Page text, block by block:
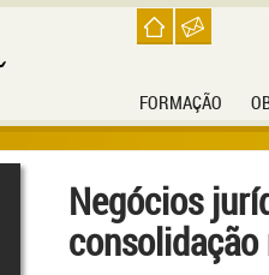
FORMAÇÃO
Negócios
consolidação